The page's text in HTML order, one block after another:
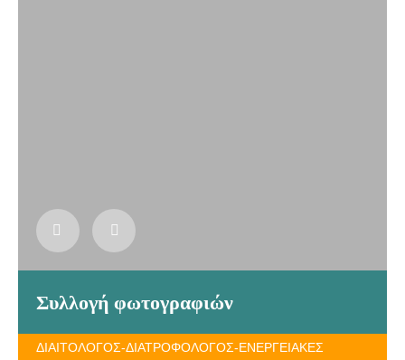
Συλλογή φωτογραφιών
ΔΙΑΙΤΟΛΟΓΟΣ-ΔΙΑΤΡΟΦΟΛΟΓΟΣ-ΕΝΕΡΓΕΙΑΚΕΣ